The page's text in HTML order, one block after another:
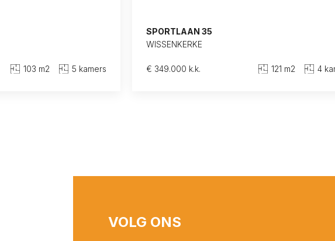
103 m2 5 kamers
SPORTLAAN 35
WISSENKERKE
€ 349.000 k.k. 121 m2 4
VOLG ONS